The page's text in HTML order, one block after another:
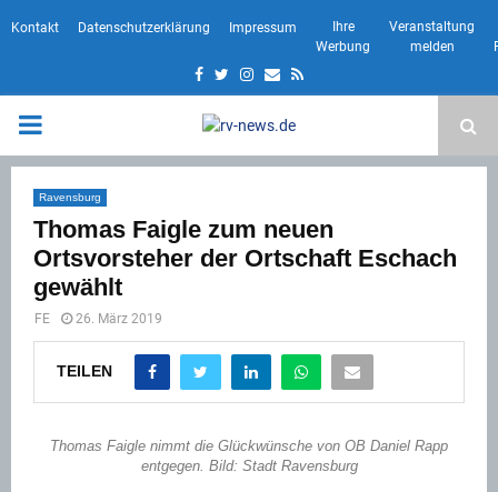
Kontakt Datenschutzerklärung Impressum
Ihre
Werbung
Veranstaltung
melden
Facebook
Twitter
Instagram
EmailRss
PRIMARY
MENU
Ravensburg
Thomas Faigle zum neuen
Ortsvorsteher der Ortschaft Eschach
gewählt
FE 26. März 2019
TEILEN
Thomas Faigle nimmt die Glückwünsche von OB Daniel Rapp
entgegen. Bild: Stadt Ravensburg